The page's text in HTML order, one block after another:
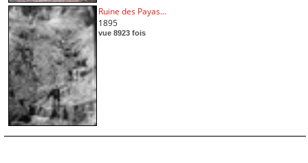
Ruine des Payas...
1895
vue 8923 fois